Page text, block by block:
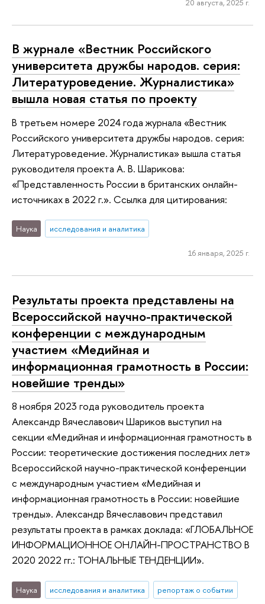
20 августа, 2025 г.
В журнале «Вестник Российского
университета дружбы народов. серия:
Литературоведение. Журналистика»
вышла новая статья по проекту
В третьем номере 2024 года журнала «Вестник
Российского университета дружбы народов. серия:
Литературоведение. Журналистика» вышла статья
руководителя проекта А. В. Шарикова:
«Представленность России в британских онлайн-
источниках в 2022 г.». Ссылка для цитирования:
Наука исследования и аналитика
16 января, 2025 г.
Результаты проекта представлены на
Всероссийской научно-практической
конференции с международным
участием «Медийная и
информационная грамотность в России:
новейшие тренды»
8 ноября 2023 года руководитель проекта
Александр Вячеславович Шариков выступил на
секции «Медийная и информационная грамотность в
России: теоретические достижения последних лет»
Всероссийской научно-практической конференции
с международным участием «Медийная и
информационная грамотность в России: новейшие
тренды». Александр Вячеславович представил
результаты проекта в рамках доклада: «ГЛОБАЛЬНОЕ
ИНФОРМАЦИОННОЕ ОНЛАЙН-ПРОСТРАНСТВО В
2020 2022 гг.: ТОНАЛЬНЫЕ ТЕНДЕНЦИИ».
Наука исследования и аналитика репортаж о событии